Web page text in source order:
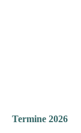
Termine 2026